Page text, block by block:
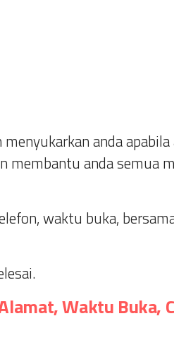
anda apabila
membantu anda semua
waktu buka,
Waktu Buka,